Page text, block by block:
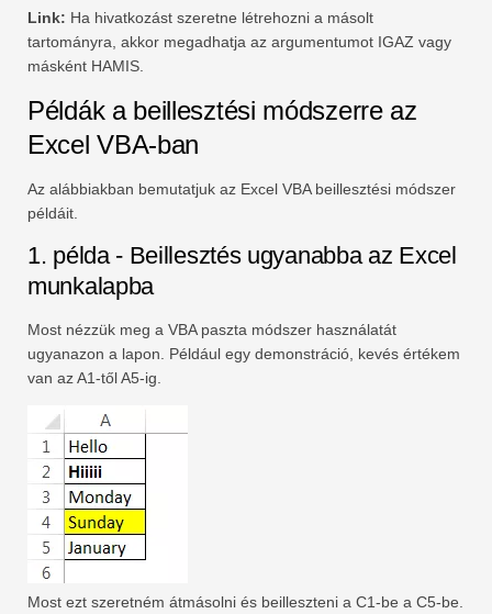
Link: Ha hivatkozást szeretne létrehozni a másolt
tartományra, akkor megadhatja az argumentumot IGAZ vagy
másként HAMIS.
Példák a beillesztési módszerre az
Excel VBA-ban
Az alábbiakban bemutatjuk az Excel VBA beillesztési módszer
példáit.
1. példa - Beillesztés ugyanabba az Excel
munkalapba
Most nézzük meg a VBA paszta módszer használatát
ugyanazon a lapon. Például egy demonstráció, kevés értékem
van az A1-től A5-ig.
Most ezt szeretném átmásolni és beilleszteni a C1-be a C5-be.